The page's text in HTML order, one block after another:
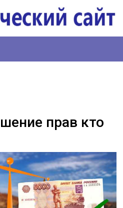
прав кто